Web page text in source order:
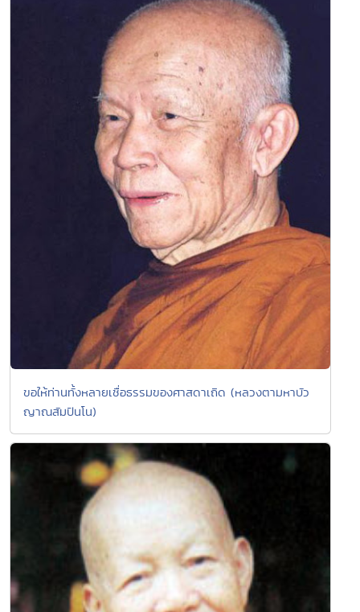
ขอให้ท่านทั้งหลายเชื่อธรรมของศาสดาเถิด (หลวงตามหาบัว
ญาณสัมปันโน)